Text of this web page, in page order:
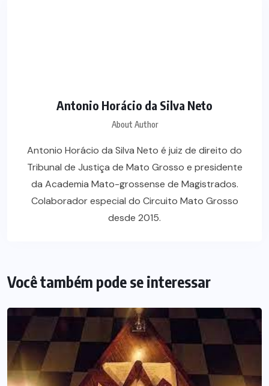
Antonio Horácio da Silva Neto
About Author
Antonio Horácio da Silva Neto é juiz de direito do
Tribunal de Justiça de Mato Grosso e presidente
da Academia Mato-grossense de Magistrados.
Colaborador especial do Circuito Mato Grosso
desde 2015.
Você também pode se interessar